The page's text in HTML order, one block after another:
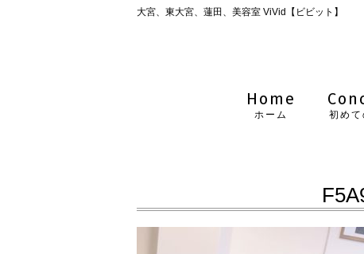
大宮、東大宮、蓮田、美容室 ViVid【ビビット】
Home
ホーム 初めて